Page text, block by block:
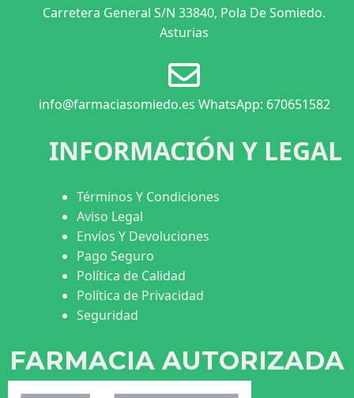
Carretera General S/N 33840, Pola De Somiedo.
Asturias
info@farmaciasomiedo.es WhatsApp: 670651582
INFORMACIÓN Y LEGAL
Términos Y Condiciones
Aviso Legal
Envíos Y Devoluciones
Pago Seguro
Política de Calidad
Política de Privacidad
Seguridad
FARMACIA AUTORIZADA